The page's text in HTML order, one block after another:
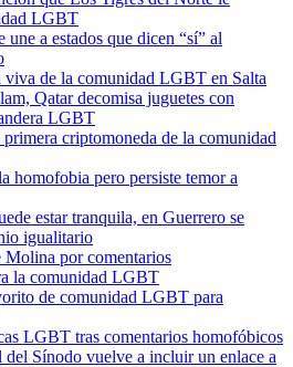
LGBT
a estados que dicen “sí” al
de la comunidad LGBT en Salta
Qatar decomisa juguetes con
LGBT
criptomoneda de la comunidad
homofobia pero persiste temor a
estar tranquila, en Guerrero se
igualitario
por comentarios
la comunidad LGBT
de comunidad LGBT para
LGBT tras comentarios homofóbicos
del Sínodo vuelve a incluir un enlace a